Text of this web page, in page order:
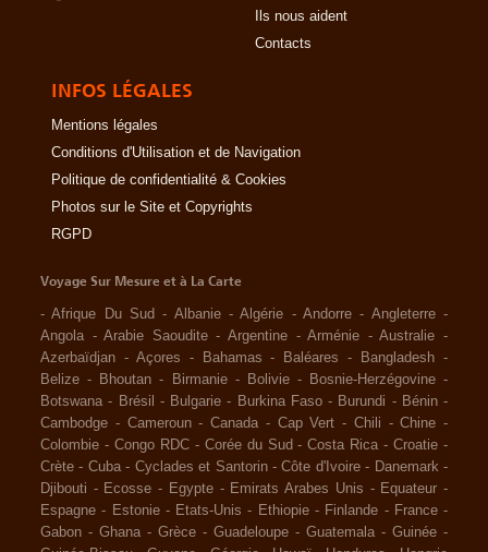
Ils nous aident
Contacts
INFOS LÉGALES
Mentions légales
Conditions d'Utilisation et de Navigation
Politique de confidentialité & Cookies
Photos sur le Site et Copyrights
RGPD
Voyage Sur Mesure et à La Carte
-Afrique Du Sud - Albanie -Algérie -Andorre - Angleterre -
Angola -Arabie Saoudite -Argentine -Arménie -Australie -
Azerbaïdjan - Açores - Bahamas - Baléares - Bangladesh -
Belize - Bhoutan - Birmanie - Bolivie - Bosnie-Herzégovine -
Botswana - Brésil - Bulgarie - Burkina Faso - Burundi - Bénin -
Cambodge - Cameroun - Canada - Cap Vert - Chili -Chine -
Colombie - Congo RDC - Corée du Sud -Costa Rica -Croatie -
Crète - Cuba - Cyclades et Santorin -Côte d'Ivoire - Danemark -
Djibouti - Ecosse - Egypte - Emirats Arabes Unis - Equateur -
Espagne - Estonie - Etats-Unis - Ethiopie - Finlande - France -
Gabon - Ghana - Grèce - Guadeloupe - Guatemala - Guinée -